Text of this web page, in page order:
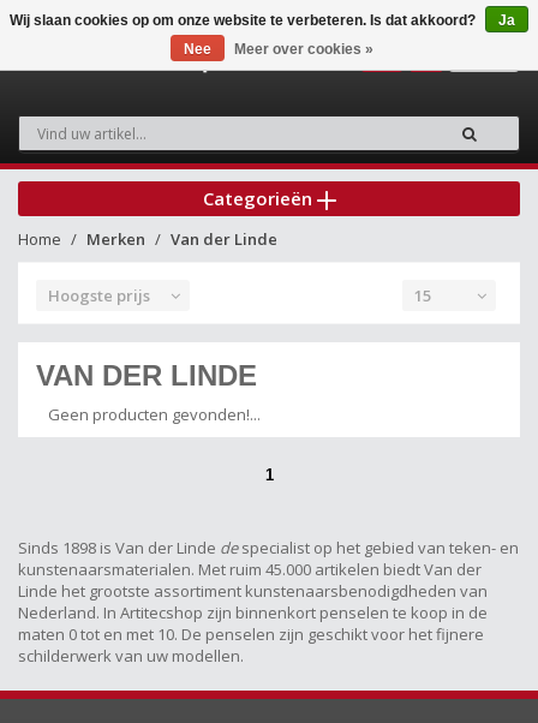
Categorieën
Home Merken Van der Linde
Hoogste prijs 15
VAN DER LINDE
Geen producten gevonden!...
1
Sinds 1898 is Van der Linde despecialist op het gebied van teken- en
kunstenaarsmaterialen. Met ruim 45.000 artikelen biedt Van der
Linde het grootste assortiment kunstenaarsbenodigdheden van
Nederland. In Artitecshop zijn binnenkort penselen te koop in de
maten 0 tot en met 10. De penselen zijn geschikt voor het fijnere
schilderwerk van uw modellen.
Wij slaan cookies op om onze website te verbeteren. Is dat akkoord?
Ja
Nee
Meer over cookies »